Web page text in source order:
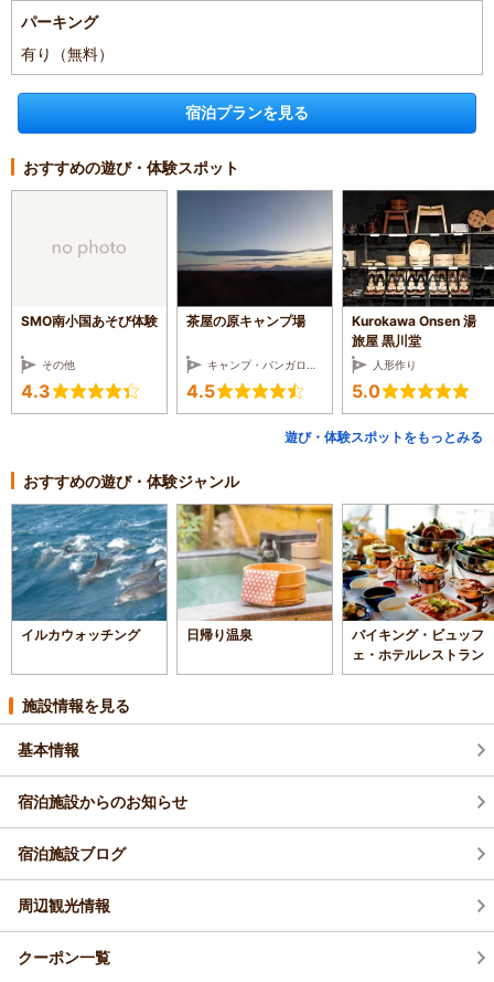
パーキング
有り（無料）
宿泊プランを見る
おすすめの遊び・体験スポット
SMO南小国あそび体験
その他
4.3
茶屋の原キャンプ場
4.5
Kurokawa Onsen 湯
旅屋 黒川堂
人形作り
5.0
遊び・体験スポットをもっとみる
おすすめの遊び・体験ジャンル
イルカウォッチング 日帰り温泉
バイキング・ビュッフ
ェ・ホテルレストラン
施設情報を見る
基本情報
宿泊施設からのお知らせ
宿泊施設ブログ
周辺観光情報
クーポン一覧